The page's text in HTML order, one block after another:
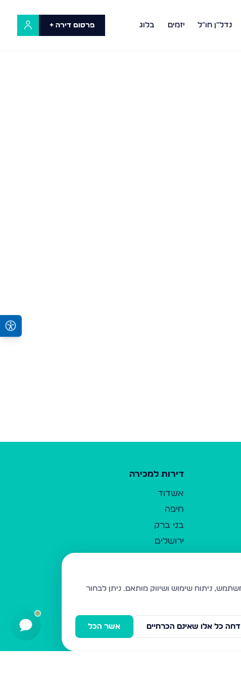
נדל"ן חו"ל יזמים בלוג פרסום דירה +
דירות למכירה
אשדוד
חיפה
בני ברק
ירושלים
בית שמש
ביתר עילית
ניתן לבחור
אשר הכל דחה כל אלו שאינם הכרחיים